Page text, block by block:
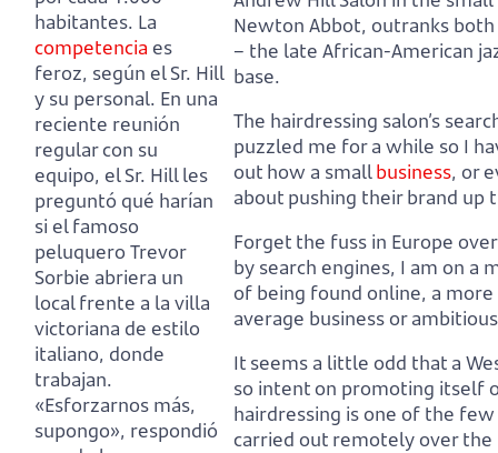
habitantes. La
competencia es
feroz, según el Sr. Hill
y su personal. En una
reciente reunión
regular con su
equipo, el Sr. Hill les
preguntó qué harían
si el famoso
peluquero Trevor
Sorbie abriera un
local frente a la villa
victoriana de estilo
italiano, donde
trabajan.
«Esforzarnos más,
supongo», respondió
Newton Abbot, outranks
– the late African-American
base.
The hairdressing salon’s
puzzled me for a while so I
out how a smallbusiness, or
about pushing their brand up
Forget the fuss in Europe
by search engines, I am on a
of being found online, a
average business or
It seems a little odd that a
so intent on promoting itself
hairdressing is one of the
carried out remotely over